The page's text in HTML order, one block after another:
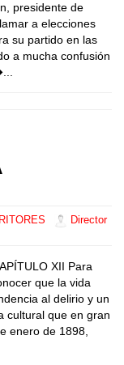
presidente de
a elecciones
su partido en las
a mucha confusión
Director
XII Para
que la vida
al delirio y un
cultural que en gran
enero de 1898,